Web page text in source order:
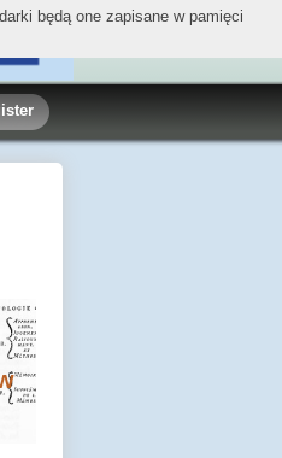
będą one zapisane w pamięci